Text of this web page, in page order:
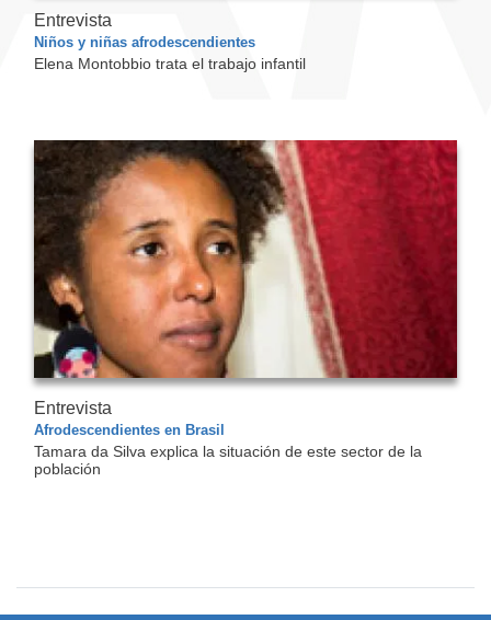
Entrevista
Niños y niñas afrodescendientes
Elena Montobbio trata el trabajo infantil
Entrevista
Afrodescendientes en Brasil
Tamara da Silva explica la situación de este sector de la
población